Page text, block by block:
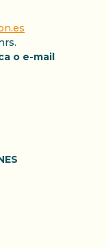
o e-mail